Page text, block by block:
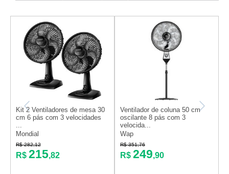
Kit 2 Ventiladores de mesa 30
cm 6 pás com 3 velocidades
...
Mondial
R$ 282,12
R$ 215,82
Ventilador de coluna 50 cm
oscilante 8 pás com 3
velocida...
Wap
R$ 351,76
R$ 249,90